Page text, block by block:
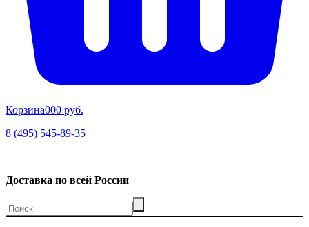
Корзина000 руб.
8 (495) 545-89-35
Доставка по всей России